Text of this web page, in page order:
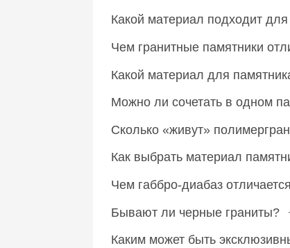
Какой материал подходит для
Чем гранитные памятники
Какой материал для
Можно ли сочетать в одном
Сколько «живут»
Как выбрать материал
Чем габбро-диабаз
Бывают ли черные граниты?
Каким может быть